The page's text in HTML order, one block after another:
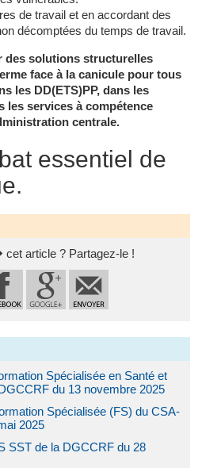
de travail et en accordant des
décomptées du temps de travail.
des solutions structurelles
face à la canicule pour tous
les DD(ETS)PP, dans les
les services à compétence
centrale.
essentiel de
article ? Partagez-le !
Spécialisée en Santé et
du 13 novembre 2025
Spécialisée (FS) du CSA-
2025
SST de la DGCCRF du 28